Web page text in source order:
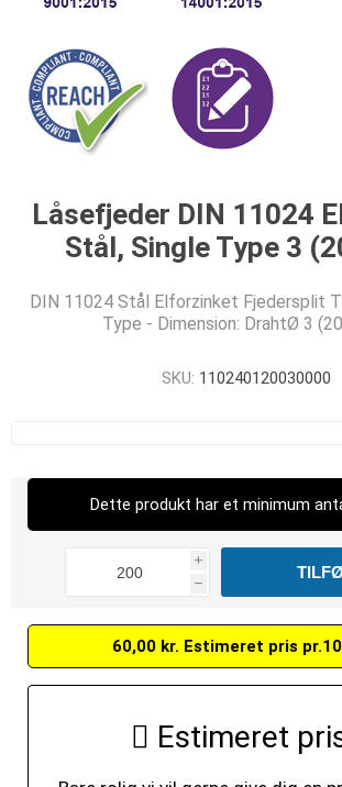
Låsefjeder DIN 11024
Stål, Single Type 3
DIN 11024 Stål Elforzinket Fjedersplit
Type - Dimension: DrahtØ 3
SKU: 110240120030000
Dette produkt har et minimum
i
h
60,00 kr. Estimeret pris
Estimeret